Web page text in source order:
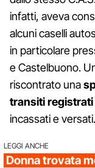
infatti, aveva
alcuni caselli
in particolare
e Castelbuono.
riscontrato una
transiti registrati
incassati e versati.
LEGGI ANCHE
Donna trovata